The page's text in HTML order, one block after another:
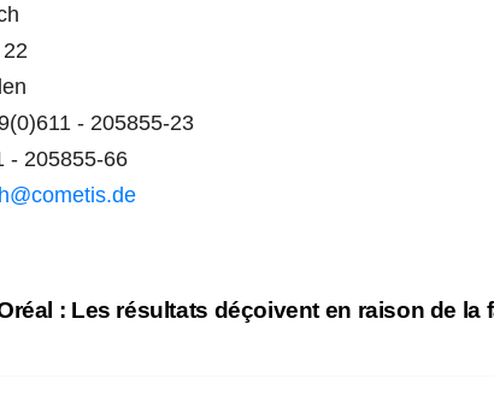
- 205855-23
- 205855-66
: Les résultats déçoivent en raison de